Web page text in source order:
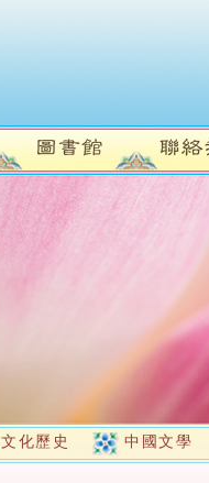
文化歷史 中國文學